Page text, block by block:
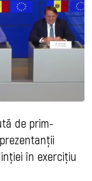
de prim-
în exercițiu